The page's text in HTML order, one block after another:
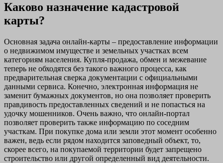
Каково назначение кадастровой
карты?
Основная задача онлайн-карты – предоставление информации
о недвижимом имуществе и земельных участках всем
категориям населения. Купля-продажа, обмен и межевание
теперь не обходятся без такого важного процесса, как
предварительная сверка документации с официальными
данными сервиса. Конечно, электронная информация не
заменит бумажных документов, но она позволяет проверить
правдивость предоставленных сведений и не попасться на
удочку мошенников. Очень важно, что онлайн-портал
позволяет проверить также информацию по соседним
участкам. При покупке дома или земли этот момент особенно
важен, ведь если рядом находится заповедный объект, то,
скорее всего, на покупаемой территории будет запрещено
строительство или другой определенный вид деятельности.